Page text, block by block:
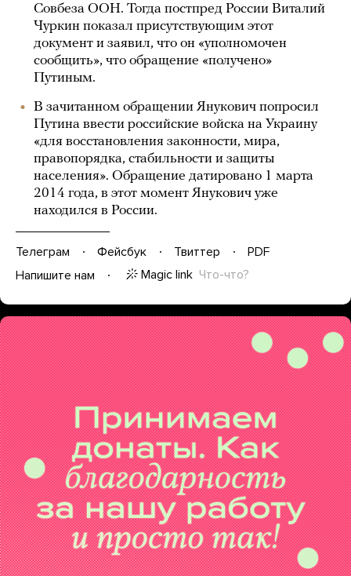
Совбеза ООН. Тогда постпред России Виталий
Чуркин показал присутствующим этот
документ и заявил, что он «уполномочен
сообщить», что обращение «получено»
Путиным.
В зачитанном обращении Янукович попросил
Путина ввести российские войска на Украину
«для восстановления законности, мира,
правопорядка, стабильности и защиты
населения». Обращение датировано 1 марта
2014 года, в этот момент Янукович уже
находился в России.
Телеграм Фейсбук Твиттер
PDF
Напишите нам
Magic link Что-что?